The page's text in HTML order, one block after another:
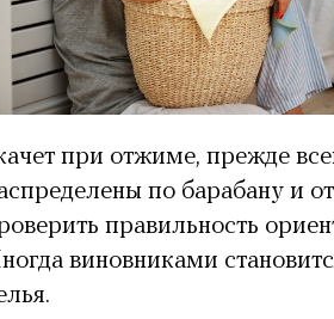
при отжиме, прежде
по барабану и
правильность
виновниками